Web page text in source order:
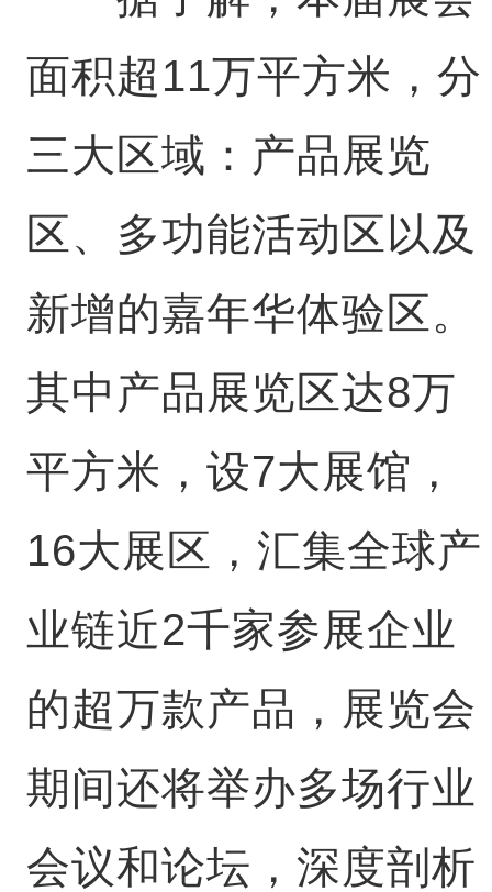
面积超11万平方米，分
三大区域：产品展览
区、多功能活动区以及
新增的嘉年华体验区。
其中产品展览区达8万
平方米，设7大展馆，
16大展区，汇集全球产
业链近2千家参展企业
的超万款产品，展览会
期间还将举办多场行业
会议和论坛，深度剖析